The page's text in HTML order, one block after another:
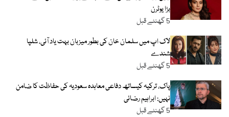
بڑا یوٹرن
5 گھنٹے قبل
لاک اپ میں سلمان خان کی بطور میزبان بہت یاد آئی، شلپا
شندے
5 گھنٹے قبل
پاک، ترکیہ کیساتھ دفاعی معاہدہ سعودیہ کی حفاظت کا ضامن
نہیں: ابراہیم رضائی
5 گھنٹے قبل